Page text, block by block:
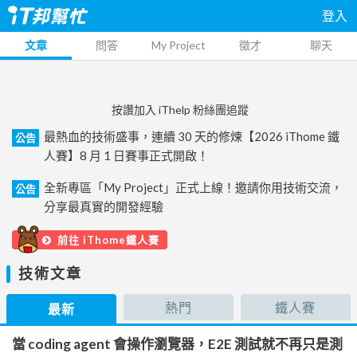
登入
文章 問答 My Project 徵才 聊天
按讚加入 iThelp 粉絲團追蹤
公告
最熱血的技術盛事，連續 30 天的修煉【2026 iThome 鐵
人賽】8 月 1 日賽事正式開啟！
公告
全新專區「My Project」正式上線！邀請你用技術交流，
分享最真實的開發經驗
前往 iThome鐵人賽
技術文章
最新 熱門 鐵人賽
當 coding agent 會操作瀏覽器，E2E 測試就不再只是測